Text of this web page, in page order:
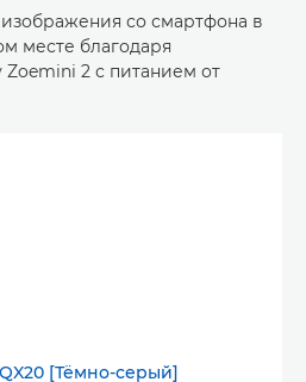
со смартфона в
месте благодаря
2 с питанием от